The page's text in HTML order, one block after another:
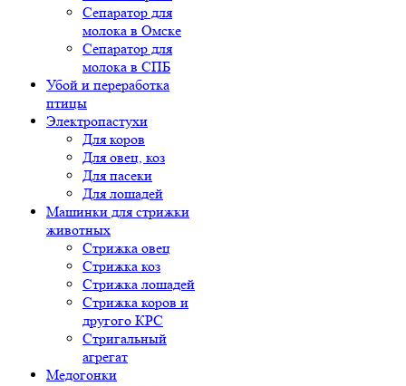
Сепаратор для
молока в Омске
Сепаратор для
молока в СПБ
Убой и переработка
птицы
Электропастухи
Для коров
Для овец, коз
Для пасеки
Для лошадей
Машинки для стрижки
животных
Стрижка овец
Стрижка коз
Стрижка лошадей
Стрижка коров и
другого КРС
Стригальный
агрегат
Медогонки